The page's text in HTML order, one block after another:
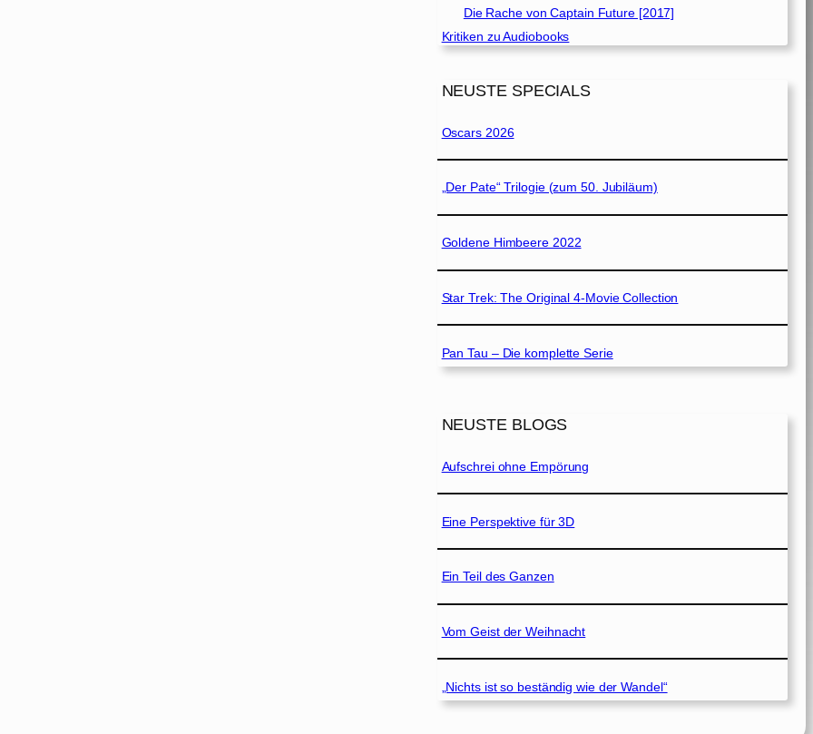
Die Rache von Captain Future [2017]
Kritiken zu Audiobooks
NEUSTE SPECIALS
Oscars 2026
„Der Pate“ Trilogie (zum 50. Jubiläum)
Goldene Himbeere 2022
Star Trek: The Original 4-Movie Collection
Pan Tau – Die komplette Serie
NEUSTE BLOGS
Aufschrei ohne Empörung
Eine Perspektive für 3D
Ein Teil des Ganzen
Vom Geist der Weihnacht
„Nichts ist so beständig wie der Wandel“